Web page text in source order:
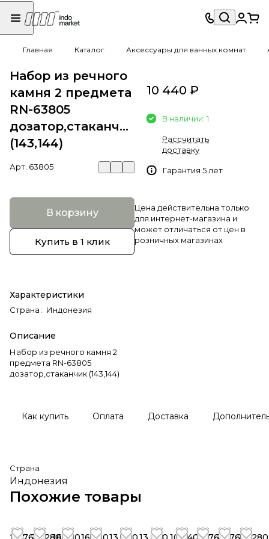
Главная Каталог Аксессуары для ванных комнат
Набор из речного
камня 2 предмета
RN-63805
дозатор,стаканчик
(143,144)
Арт. 63805
В корзину
Купить в 1 клик
Характеристики
Страна: Индонезия
Описание
Набор из речного камня 2
предмета RN-63805
дозатор,стаканчик (143,144)
10 440 ₽
В наличии: 1
Рассчитать
доставку
Гарантия 5 лет
Цена действительна только
для интернет-магазина и
может отличаться от цен в
розничных магазинах
Как купить Оплата Доставка
Страна
Индонезия
Похожие товары